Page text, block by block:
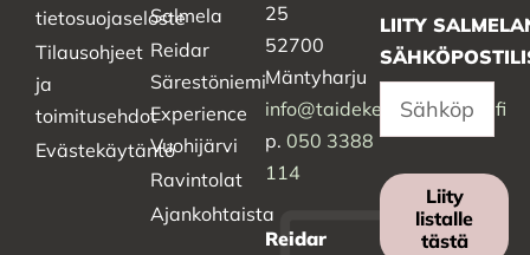
tietosuojaseloste
Tilausohjeet
ja
toimitusehdot
Evästekäytäntö
Salmela
Reidar
Särestöniemi
Experience
Vuohijärvi
Ravintolat
Ajankohtaista
25
52700
Mäntyharju
info@taidekeskussalmela.fi
p. 050 3388
114
Reidar
LIITY
Liity
listalle
tästä